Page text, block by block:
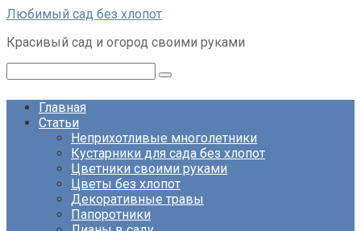
Перейти
контенту
Любимый сад без хлопот
Красивый сад и огород своими руками
Главная
Статьи
Неприхотливые многолетники
Кустарники для сада без хлопот
Цветники своими руками
Цветы без хлопот
Декоративные травы
Папоротники